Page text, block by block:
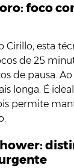
foco
Cirillo, esta
de 25
de pausa.
longa. É
permite